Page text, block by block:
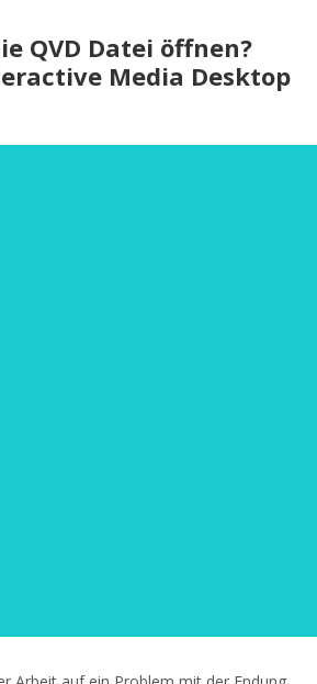
QVD Datei öffnen?
Media Desktop